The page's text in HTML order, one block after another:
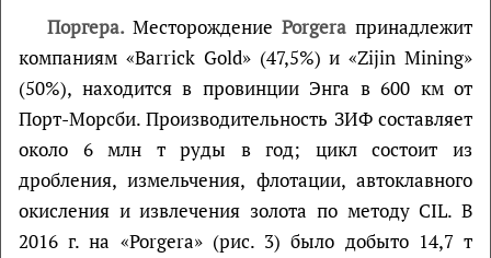
Поргера.МесторождениеPorgera принадлежит
компаниям «Barrick Gold» (47,5%) и «Zijin Mining»
(50%), находится в провинции Энга в 600 км от
Порт-Морсби. Производительность ЗИФ составляет
около 6 млн т руды в год; цикл состоит из
дробления, измельчения, флотации, автоклавного
окисления и извлечения золота по методу CIL. В
2016 г. на «Porgera» (рис. 3) было добыто 14,7 т